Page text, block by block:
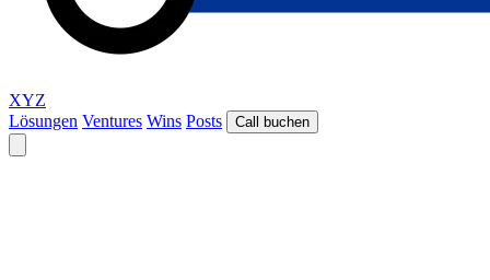
XYZ
Lösungen Ventures Wins Posts Call buchen